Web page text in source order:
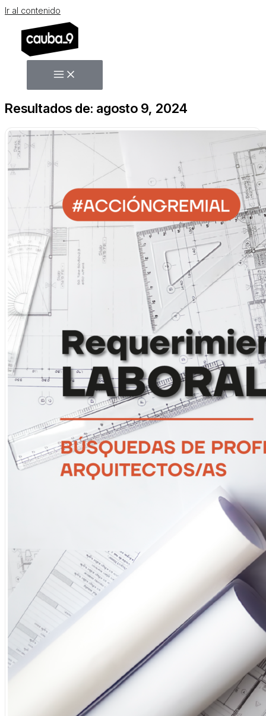
Ir al contenido
Resultados de: agosto 9, 2024